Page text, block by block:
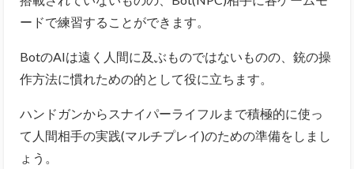
ードで練習することができます。
BotのAIは遠く人間に及ぶものではないものの、銃の操
作方法に慣れための的として役に立ちます。
ハンドガンからスナイパーライフルまで積極的に使っ
て人間相手の実践(マルチプレイ)のための準備をしまし
ょう。